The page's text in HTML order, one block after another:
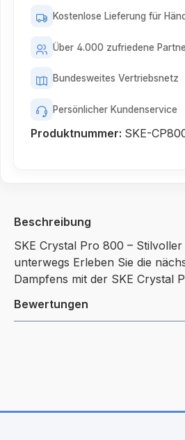
Kostenlose Lieferung für
Über 4.000 zufriedene
Bundesweites Vertriebsnetz
Persönlicher Kundenservice
Produktnummer: SKE-
Beschreibung
SKE Crystal Pro 800 –
unterwegs Erleben Sie die
Dampfens mit der SKE Crystal
Bewertungen